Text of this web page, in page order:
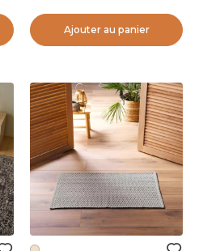
Ajouter au panier